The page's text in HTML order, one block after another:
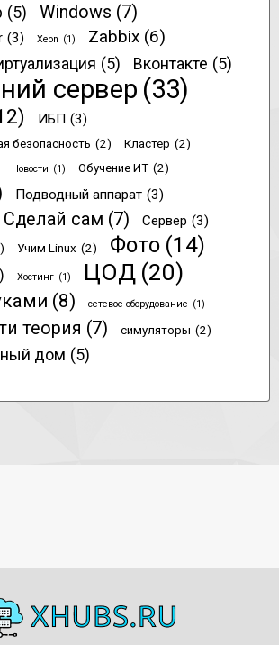
(5) Windows (7)
(3) Xeon (1) Zabbix (6)
(5) Вконтакте (5)
сервер (33)
ИБП (3)
безопасность (2) Кластер (2)
Новости (1) Обучение ИТ (2)
Подводный аппарат (3)
Сделай сам (7) Сервер (3)
Учим Linux (2) Фото (14)
Хостинг (1) ЦОД (20)
(8) сетевое оборудование (1)
теория (7) симуляторы (2)
дом (5)